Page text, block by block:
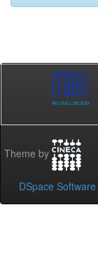
Theme by
DSpace Software